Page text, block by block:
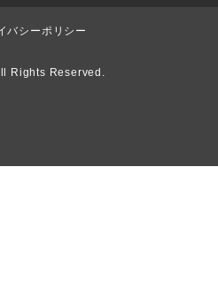
バシーポリシー
Rights Reserved.